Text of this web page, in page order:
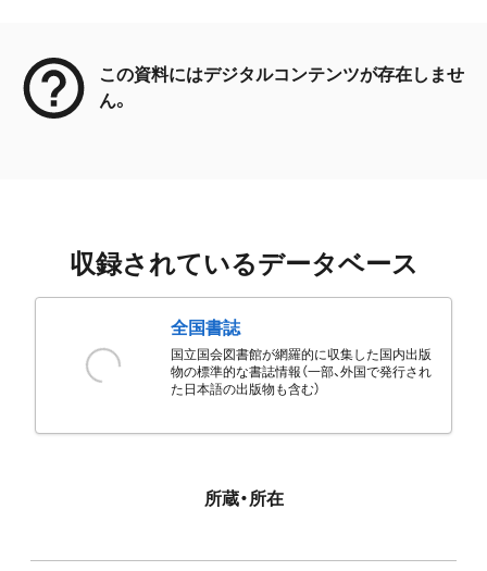
この資料にはデジタルコンテンツが存在しませ
ん。
収録されているデータベース
全国書誌
国立国会図書館が網羅的に収集した国内出版
物の標準的な書誌情報（一部、外国で発行され
た日本語の出版物も含む）
所蔵・所在